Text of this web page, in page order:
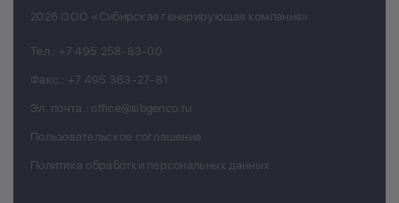
2026 ООО «Сибирская генерирующая компания»
Тел.: +7 495 258-83-00
Факс.: +7 495 363-27-81
Эл. почта.: office@sibgenco.ru
Пользовательское соглашение
Политика обработки персональных данных